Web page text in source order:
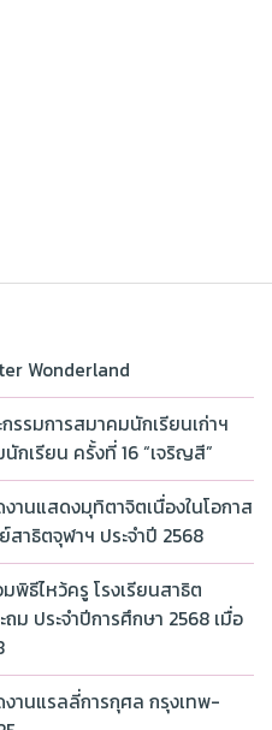
Wonderland
รรมการสมาคมนักเรียนเก่าฯ
กเรียน ครั้งที่ 16 “เจริญสี”
านแสดงมุทิตาจิตเนื่องในโอกาส
าธิตจุฬาฯ ประจำปี 2568
พิธีไหว้ครู โรงเรียนสาธิต
ประจำปีการศึกษา 2568 เมื่อ
านแรลลี่การกุศล กรุงเทพ-